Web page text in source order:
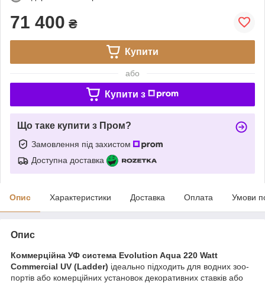
71 400 ₴
Купити
або
Купити з
Що таке купити з Пром?
Замовлення під захистом
Доступна доставка
Опис Характеристики Доставка Оплата Умови
Опис
Коммерційна УФ система Evolution Aqua 220 Watt
Commercial UV (Ladder) ідеально підходить для водних зоо-
портів або комерційних установок декоративних ставків або